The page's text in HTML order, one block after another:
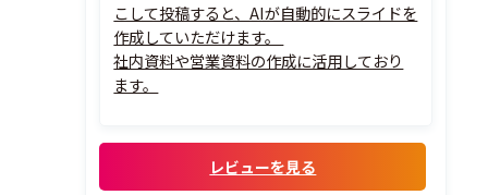
こして投稿すると、AIが自動的にスライドを
作成していただけます。
社内資料や営業資料の作成に活用しており
ます。
レビューを見る